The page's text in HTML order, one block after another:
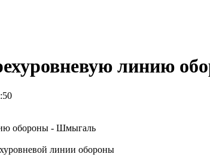
линию
линии обороны